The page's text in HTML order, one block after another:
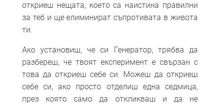
откриеш нещата, което са наистина правилни
за теб и ще елиминират съпротивата в живота
ти.
Ако установиш, че си Генератор, трябва да
разбереш, че твоят експеримент е свързан с
това да откриеш себе си. Можеш да откриеш
себе си, ако просто отделиш една седмица,
през която само да откликваш и да не